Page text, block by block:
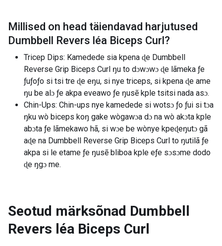
Millised on head täiendavad harjutused
Dumbbell Revers léa Biceps Curl?
Tricep Dips: Kamedede sia kpena ɖe Dumbbell
Reverse Grip Biceps Curl ŋu to dɔwɔwɔ ɖe lãmeka ƒe
ƒuƒoƒo si tsi tre ɖe eŋu, si nye triceps, si kpena ɖe ame
ŋu be alɔ ƒe akpa eveawo ƒe ŋusẽ kple tsitsi nada asɔ.
Chin-Ups: Chin-ups nye kamedede si wotsɔ ƒo ƒui si tɔa
ŋku wò biceps koŋ gake wògawɔa dɔ na wò akɔta kple
abɔta ƒe lãmekawo hã, si wɔe be wònye kpeɖeŋutɔ gã
aɖe na Dumbbell Reverse Grip Biceps Curl to ŋutilã ƒe
akpa si le etame ƒe ŋusẽ bliboa kple eƒe sɔsɔme dodo
ɖe ŋgɔ me.
Seotud märksõnad Dumbbell
Revers léa Biceps Curl